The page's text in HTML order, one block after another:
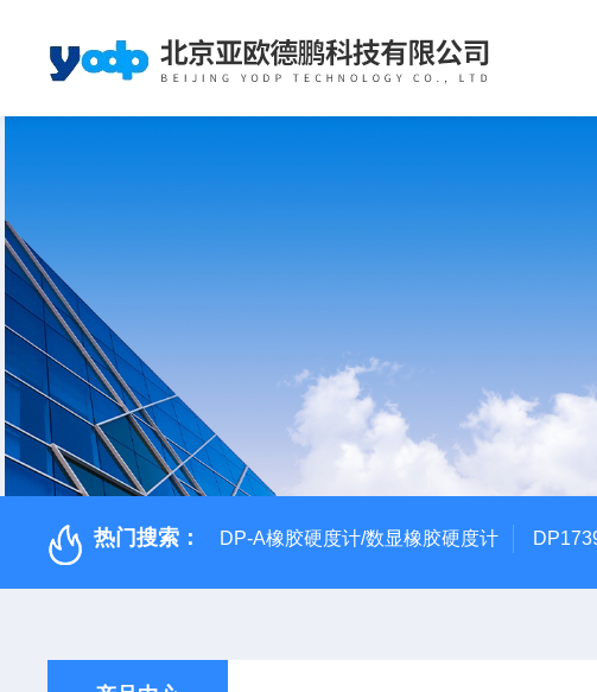
热门搜索： DP-A橡胶硬度计/数显橡胶硬度计